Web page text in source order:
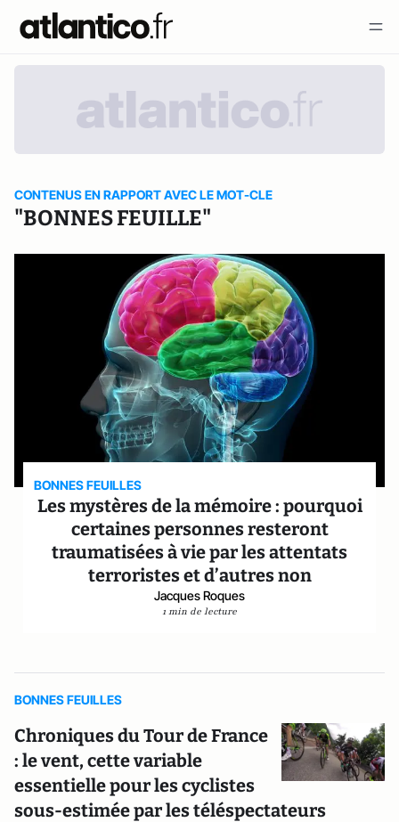
CONTENUS EN RAPPORT AVEC LE MOT-CLE
"BONNES FEUILLE"
BONNES FEUILLES
Les mystères de la mémoire : pourquoi
certaines personnes resteront
traumatisées à vie par les attentats
terroristes et d’autres non
Jacques Roques
1 min de lecture
BONNES FEUILLES
Chroniques du Tour de France
: le vent, cette variable
essentielle pour les cyclistes
sous-estimée par les téléspectateurs